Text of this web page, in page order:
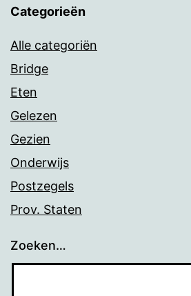
Categorieën
Alle categoriën
Bridge
Eten
Gelezen
Gezien
Onderwijs
Postzegels
Prov. Staten
Zoeken…